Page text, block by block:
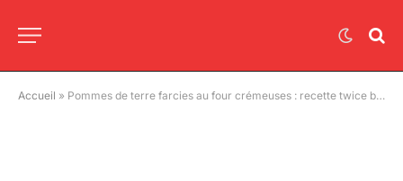
Accueil » Pommes de terre farcies au four crémeuses : recette twice baked potatoes maison